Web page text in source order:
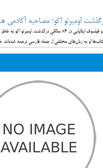
اومبرتو اکو؛ مصاحبه آکادمی
اومبرتو اکو، نویسنده و فیلسوف ایتالیایی در ۸۴
او به زبان‌های مختلفی از جمله فارسی ترجمه شده‌اند.